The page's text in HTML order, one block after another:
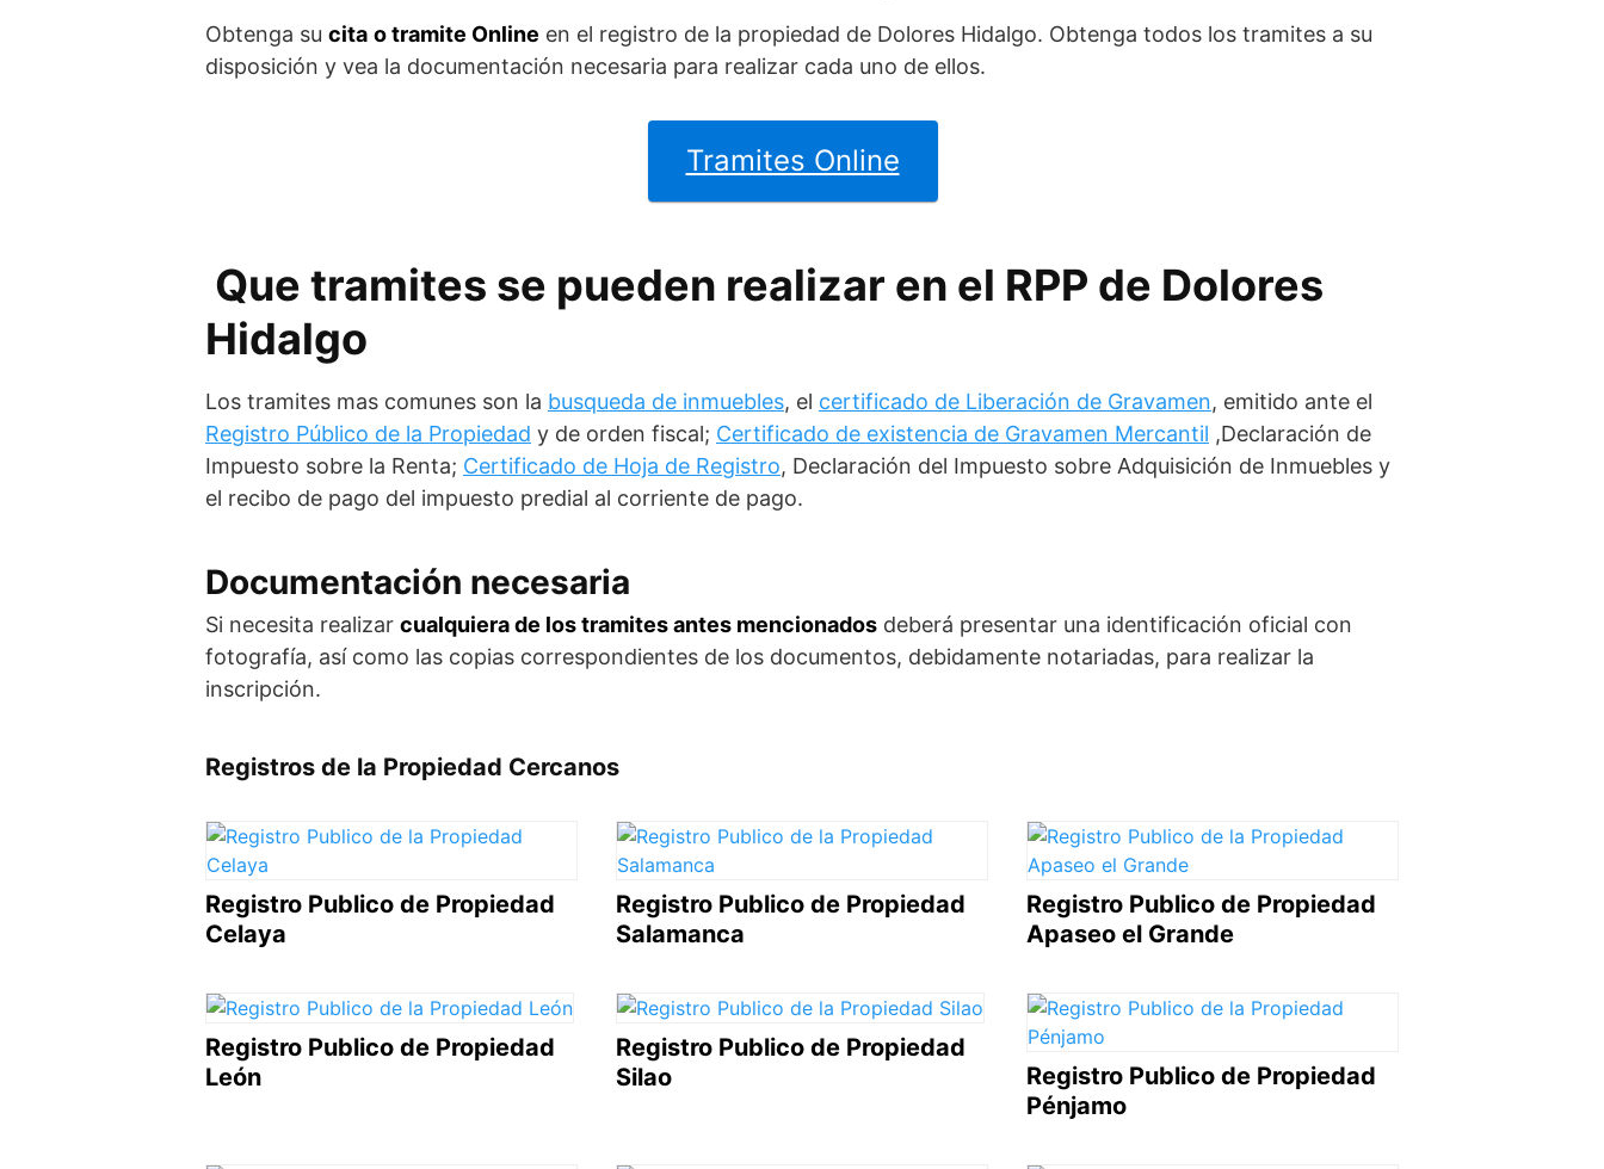
Obtenga su cita o tramite Online en el registro de la propiedad de Dolores Hidalgo. Obtenga todos los tramites a su
disposición y vea la documentación necesaria para realizar cada uno de ellos.
Tramites Online
Que tramites se pueden realizar en el RPP de Dolores
Hidalgo
Los tramites mas comunes son la busqueda de inmuebles, el certificado de Liberación de Gravamen, emitido ante el
Registro Público de la Propiedad y de orden fiscal; Certificado de existencia de Gravamen Mercantil ,Declaración de
Impuesto sobre la Renta; Certificado de Hoja de Registro, Declaración del Impuesto sobre Adquisición de Inmuebles y
el recibo de pago del impuesto predial al corriente de pago.
Documentación necesaria
Si necesita realizar cualquiera de los tramites antes mencionados deberá presentar una identificación oficial con
fotografía, así como las copias correspondientes de los documentos, debidamente notariadas, para realizar la
inscripción.
Registros de la Propiedad Cercanos
Registro Publico de Propiedad
Celaya
Registro Publico de Propiedad
Salamanca
Registro Publico de Propiedad
Apaseo el Grande
Registro Publico de Propiedad
León
Registro Publico de Propiedad
Silao
Registro Publico de Propiedad
Pénjamo